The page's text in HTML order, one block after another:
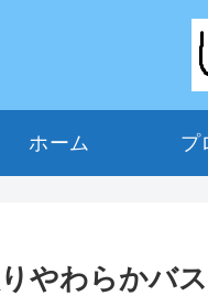
ホーム プ
やわらかバ